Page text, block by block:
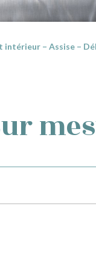
intérieur – Assise –